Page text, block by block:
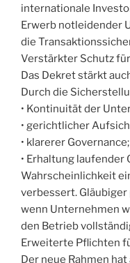
internationale
Erwerb notleidender
die
Verstärkter Schutz
Das Dekret stärkt
Durch die
• Kontinuität der
• gerichtlicher
• klarerer Governance;
• Erhaltung
Wahrscheinlichkeit
verbessert.
wenn Unternehmen
den Betrieb
Erweiterte Pflichten
Der neue Rahmen